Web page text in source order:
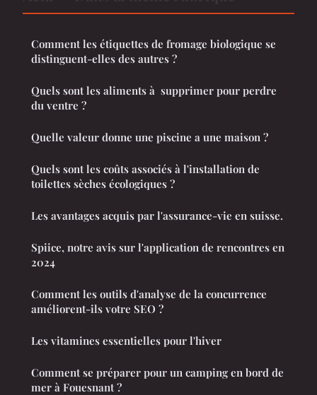
Comment les étiquettes de fromage biologique se
distinguent-elles des autres ?
Quels sont les aliments à supprimer pour perdre
du ventre ?
Quelle valeur donne une piscine a une maison ?
Quels sont les coûts associés à l'installation de
toilettes sèches écologiques ?
Les avantages acquis par l'assurance-vie en suisse.
Spiice, notre avis sur l'application de rencontres en
2024
Comment les outils d'analyse de la concurrence
améliorent-ils votre SEO ?
Les vitamines essentielles pour l'hiver
Comment se préparer pour un camping en bord de
mer à Fouesnant ?